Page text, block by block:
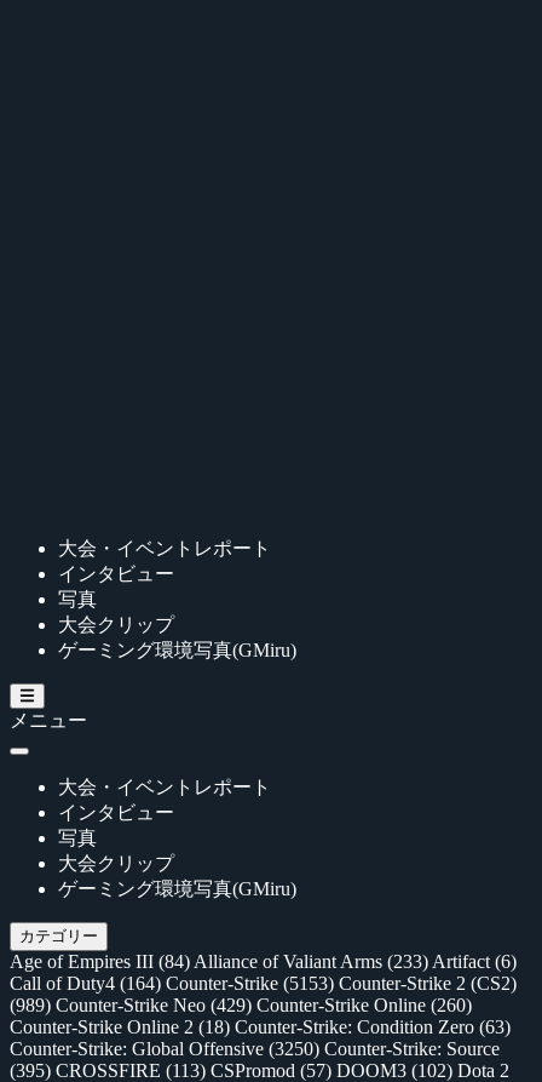
大会・イベントレポート
インタビュー
写真
大会クリップ
ゲーミング環境写真(GMiru)
メニュー
大会・イベントレポート
インタビュー
写真
大会クリップ
ゲーミング環境写真(GMiru)
カテゴリー
Age of Empires III (84) Alliance of Valiant Arms (233) Artifact (6)
Call of Duty4 (164) Counter-Strike (5153) Counter-Strike 2 (CS2)
(989) Counter-Strike Neo (429) Counter-Strike Online (260)
Counter-Strike Online 2 (18) Counter-Strike: Condition Zero (63)
Counter-Strike: Global Offensive (3250) Counter-Strike: Source
(395) CROSSFIRE (113) CSPromod (57) DOOM3 (102) Dota 2